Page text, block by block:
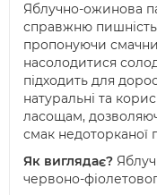
Яблучно-ожинова
справжню
пропонуючи
насолодитися
підходить для
натуральні та
ласощам,
смак недоторканої
Як виглядає?
червоно-